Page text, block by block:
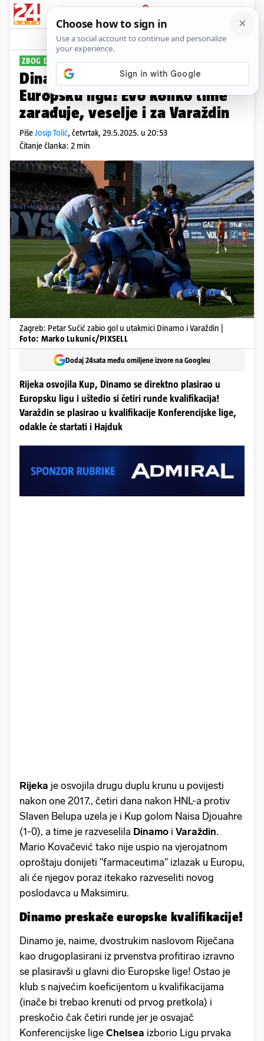
PRIJAVA
Sport Komentari
ZBOG DUPLE KRUNE RIJEKE
Dinamo se plasirao izravno u
Europsku ligu! Evo koliko time
zarađuje, veselje i za Varaždin
PišeJosip Tolić, četvrtak, 29.5.2025. u 20:53
Čitanje članka: 2 min
Zagreb: Petar Sučić zabio gol u utakmici Dinamo i Varaždin |
Foto: Marko Lukunic/PIXSELL
Dodaj 24sata među omiljene izvore na Googleu
Rijeka osvojila Kup, Dinamo se direktno plasirao u
Europsku ligu i uštedio si četiri runde kvalifikacija!
Varaždin se plasirao u kvalifikacije Konferencijske lige,
odakle će startati i Hajduk
Rijeka je osvojila drugu duplu krunu u povijesti
nakon one 2017., četiri dana nakon HNL-a protiv
Slaven Belupa uzela je i Kup golom Naisa Djouahre
(1-0), a time je razveselila Dinamo i Varaždin.
Mario Kovačević tako nije uspio na vjerojatnom
oproštaju donijeti "farmaceutima" izlazak u Europu,
ali će njegov poraz itekako razveseliti novog
poslodavca u Maksimiru.
Dinamo preskače europske kvalifikacije!
Dinamo je, naime, dvostrukim naslovom Riječana
kao drugoplasirani iz prvenstva profitirao izravno
se plasiravši u glavni dio Europske lige! Ostao je
klub s najvećim koeficijentom u kvalifikacijama
(inače bi trebao krenuti od prvog pretkola) i
preskočio čak četiri runde jer je osvajač
Konferencijske lige Chelsea izborio Ligu prvaka